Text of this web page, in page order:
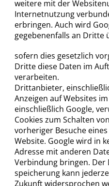
weitere mit der
Internetnutzung
erbringen. Auch wird
gegebenenfalls an Dritte
sofern dies gesetzlich
Dritte diese Daten im
verarbeiten.
Drittanbieter,
Anzeigen auf Websites
einschließlich Google,
Cookies zum Schalten
vorheriger Besuche
Website. Google wird in
Adresse mit anderen
Verbindung bringen. Der
speicherung kann
Zukunft widersprochen